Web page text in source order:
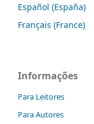
Español (España)
Français (France)
Informações
Para Leitores
Para Autores